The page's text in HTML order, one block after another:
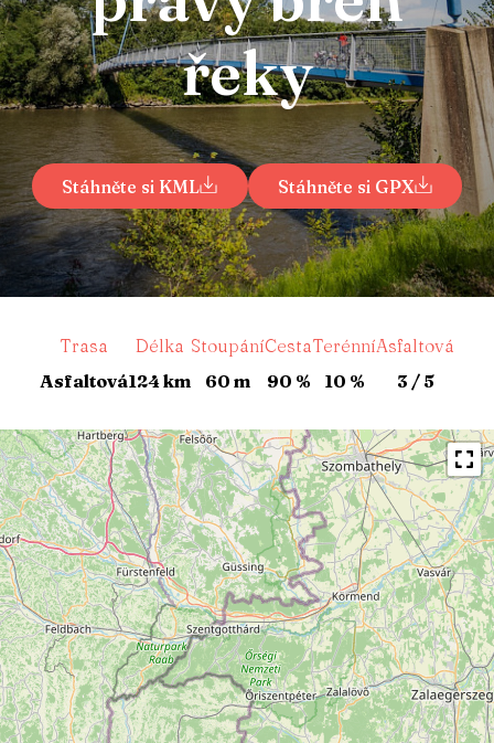
řeky
Stáhněte si KML Stáhněte si GPX
Trasa
Asfaltová
Délka
124 km
Stoupání
60 m
Cesta
90 %
Terénní
10 %
Asfaltová
3 / 5